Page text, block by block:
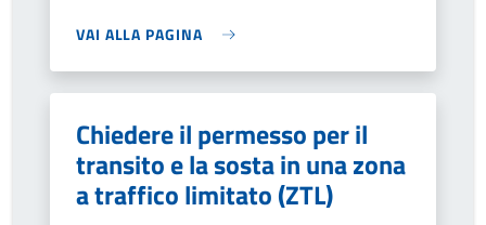
VAI ALLA PAGINA
Chiedere il permesso per il
transito e la sosta in una zona
a traffico limitato (ZTL)